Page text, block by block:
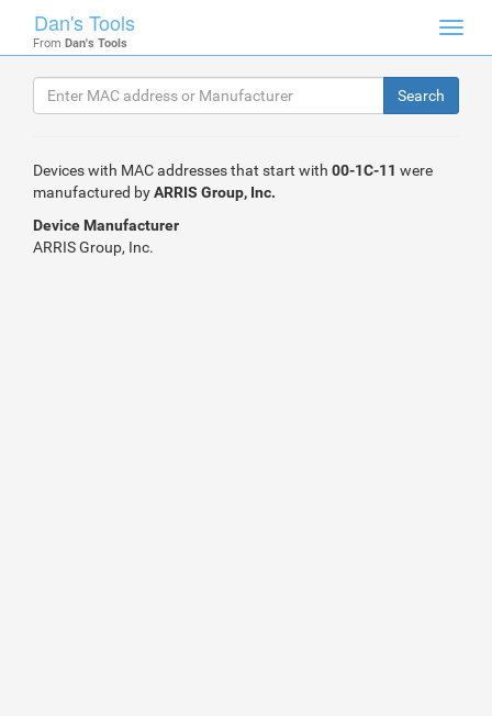
Dan's Tools
From Dan's Tools
Devices with MAC addresses that start with 00-1C-11 were
manufactured byARRIS Group, Inc.
Device Manufacturer
ARRIS Group, Inc.